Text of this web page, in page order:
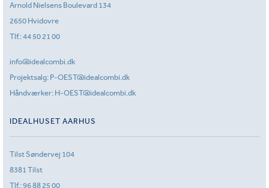
Arnold Nielsens Boulevard 134
2650 Hvidovre
Tlf.:44 50 21 00
info@idealcombi.dk
Projektsalg: P-OEST@idealcombi.dk
Håndværker: H-OEST@idealcombi.dk
IDEALHUSET AARHUS
Tilst Søndervej 104
8381 Tilst
Tlf.:96 88 25 00